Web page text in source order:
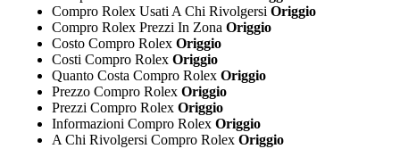
Compro Rolex Usati A Chi Rivolgersi Origgio
Compro Rolex Prezzi In Zona Origgio
Costo Compro Rolex Origgio
Costi Compro Rolex Origgio
Quanto Costa Compro Rolex Origgio
Prezzo Compro Rolex Origgio
Prezzi Compro Rolex Origgio
Informazioni Compro Rolex Origgio
A Chi Rivolgersi Compro Rolex Origgio